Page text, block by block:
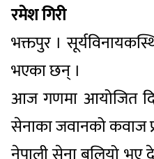
रमेश गिरी
भक्तपुर ।
भएका छन् ।
आज गणमा आयोजित
सेनाका जवानको कवाज